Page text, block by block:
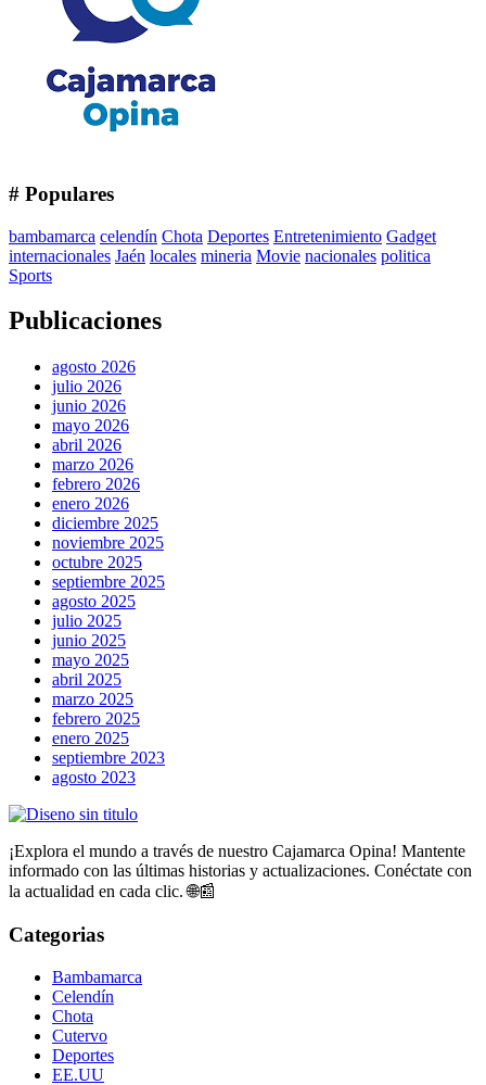
# Populares
bambamarca celendín Chota Deportes Entretenimiento Gadget
internacionales Jaén locales mineria Movie nacionales politica
Sports
Publicaciones
agosto 2026
julio 2026
junio 2026
mayo 2026
abril 2026
marzo 2026
febrero 2026
enero 2026
diciembre 2025
noviembre 2025
octubre 2025
septiembre 2025
agosto 2025
julio 2025
junio 2025
mayo 2025
abril 2025
marzo 2025
febrero 2025
enero 2025
septiembre 2023
agosto 2023
¡Explora el mundo a través de nuestro Cajamarca Opina! Mantente
informado con las últimas historias y actualizaciones. Conéctate con
la actualidad en cada clic. 🌐📰
Categorias
Bambamarca
Celendín
Chota
Cutervo
Deportes
EE.UU